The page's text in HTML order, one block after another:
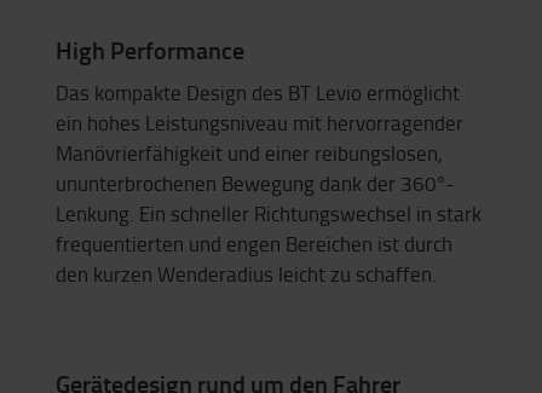
High Performance
Das kompakte Design des BT Levio ermöglicht
ein hohes Leistungsniveau mit hervorragender
Manövrierfähigkeit und einer reibungslosen,
ununterbrochenen Bewegung dank der 360°-
Lenkung. Ein schneller Richtungswechsel in stark
frequentierten und engen Bereichen ist durch
den kurzen Wenderadius leicht zu schaffen.
Gerätedesign rund um den Fahrer